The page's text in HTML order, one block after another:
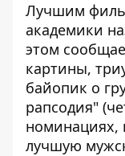
Лучшим
академики
этом
картины,
байопик о
рапсодия"
номинациях,
лучшую